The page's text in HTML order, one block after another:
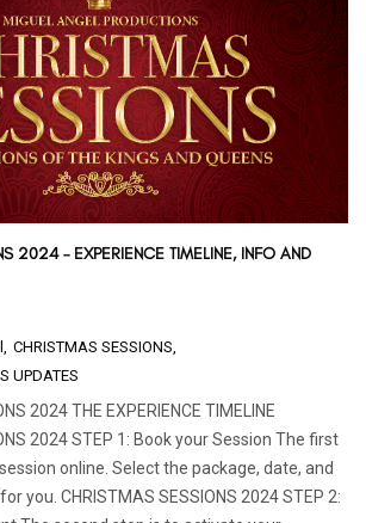
2024 – EXPERIENCE TIMELINE, INFO AND
CHRISTMAS SESSIONS
UPDATES
2024 THE EXPERIENCE TIMELINE
2024 STEP 1: Book your Session The first
online. Select the package, date, and
you. CHRISTMAS SESSIONS 2024 STEP 2: